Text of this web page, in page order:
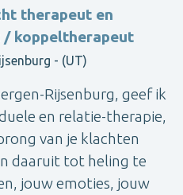
therapeut en
koppeltherapeut
- (UT)
Rijsenburg, geef ik
en relatie-therapie,
van je klachten
daaruit tot heling te
jouw emoties, jouw